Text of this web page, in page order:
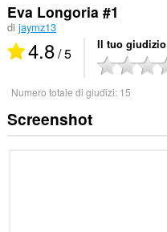
Eva Longoria #1
di jaymz13
4.8/ 5 Il tuo giudizio
Numero totale di giudizi: 15
Screenshot